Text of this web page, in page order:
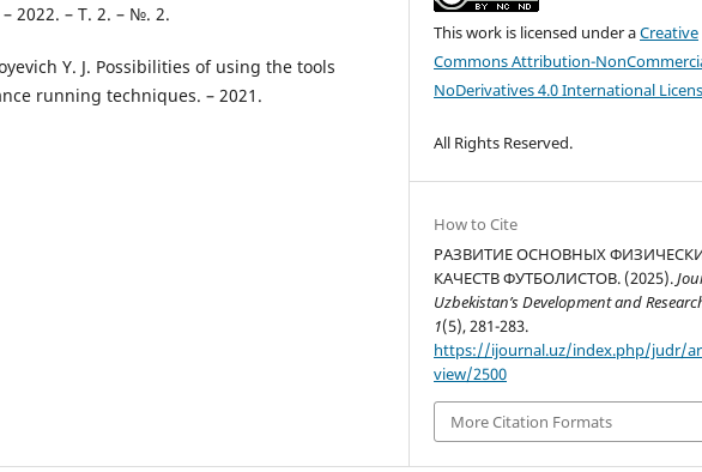
2022. – Т. 2. – №. 2.
Y. J. Possibilities of using the tools
running techniques. – 2021.
This work is licensed under aCreative
Commons Attribution-
NoDerivatives 4.0 International
All Rights Reserved.
How to Cite
РАЗВИТИЕ ОСНОВНЫХ
КАЧЕСТВ ФУТБОЛИСТОВ. (2025).
Uzbekistan’s Development and
1(5), 281-283.
https://ijournal.uz/index.php/judr/
view/2500
More Citation Formats